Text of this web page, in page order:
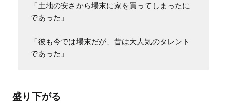
「土地の安さから場末に家を買ってしまったに
であった」
「彼も今では場末だが、昔は大人気のタレント
であった」
盛り下がる